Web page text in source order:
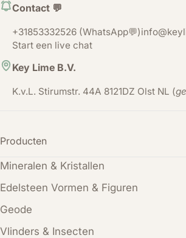
Contact 💬
+31853332526
Start een live chat
Key Lime B.V.
K.v.L. Stirumstr. 44A 8121DZ Olst NL (
Producten
Mineralen & Kristallen
Edelsteen Vormen & Figuren
Geode
Vlinders & Insecten